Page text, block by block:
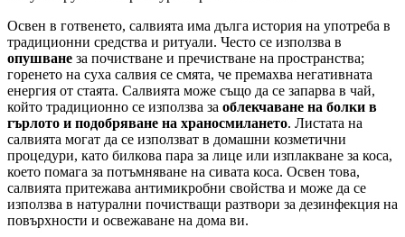
Освен в готвенето, салвията има дълга история на употреба в
традиционни средства и ритуали. Често се използва в
опушване за почистване и пречистване на пространства;
горенето на суха салвия се смята, че премахва негативната
енергия от стаята. Салвията може също да се запарва в чай,
който традиционно се използва за облекчаване на болки в
гърлото и подобряване на храносмилането. Листата на
салвията могат да се използват в домашни козметични
процедури, като билкова пара за лице или изплакване за коса,
което помага за потъмняване на сивата коса. Освен това,
салвията притежава антимикробни свойства и може да се
използва в натурални почистващи разтвори за дезинфекция на
повърхности и освежаване на дома ви.